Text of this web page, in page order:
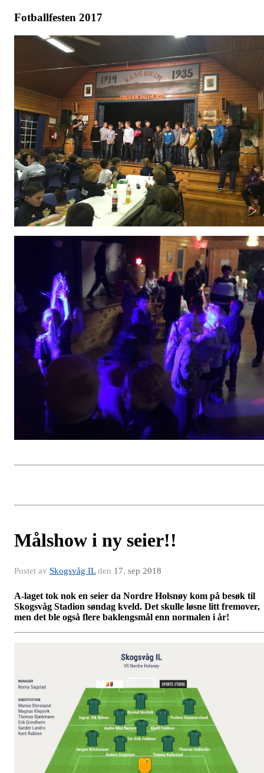
Fotballfesten 2017
Målshow i ny seier!!
Postet av Skogsvåg ILden 17. sep 2018
A-laget tok nok en seier da Nordre Holsnøy kom på besøk til
Skogsvåg Stadion søndag kveld. Det skulle løsne litt fremover,
men det ble også flere baklengsmål enn normalen i år!